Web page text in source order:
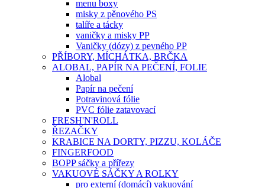
menu boxy
misky z pěnového PS
talíře a tácky
vaničky a misky PP
Vaničky (dózy) z pevného PP
PŘÍBORY, MÍCHÁTKA, BRČKA
ALOBAL, PAPÍR NA PEČENÍ, FOLIE
Alobal
Papír na pečení
Potravinová fólie
PVC fólie zatavovací
FRESH'N'ROLL
ŘEZAČKY
KRABICE NA DORTY, PIZZU, KOLÁČE
FINGERFOOD
BOPP sáčky a přířezy
VAKUOVÉ SÁČKY A ROLKY
pro externí (domácí) vakuování